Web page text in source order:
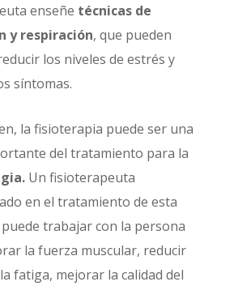
enseñe técnicas de
y respiración, que pueden
los niveles de estrés y
síntomas.
la fisioterapia puede ser una
del tratamiento para la
Un fisioterapeuta
en el tratamiento de esta
trabajar con la persona
la fuerza muscular, reducir
fatiga, mejorar la calidad del